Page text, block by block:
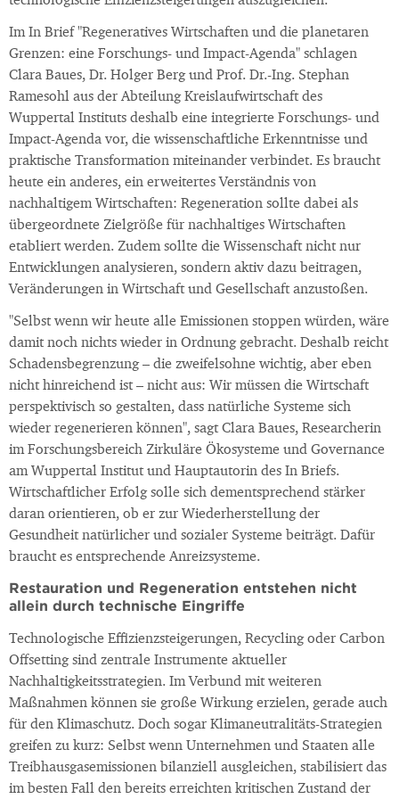
Im In Brief "Regeneratives Wirtschaften und die planetaren
Grenzen: eine Forschungs- und Impact-Agenda" schlagen
Clara Baues, Dr. Holger Berg und Prof. Dr.-Ing. Stephan
Ramesohl aus der Abteilung Kreislaufwirtschaft des
Wuppertal Instituts deshalb eine integrierte Forschungs- und
Impact-Agenda vor, die wissenschaftliche Erkenntnisse und
praktische Transformation miteinander verbindet. Es braucht
heute ein anderes, ein erweitertes Verständnis von
nachhaltigem Wirtschaften: Regeneration sollte dabei als
übergeordnete Zielgröße für nachhaltiges Wirtschaften
etabliert werden. Zudem sollte die Wissenschaft nicht nur
Entwicklungen analysieren, sondern aktiv dazu beitragen,
Veränderungen in Wirtschaft und Gesellschaft anzustoßen.
"Selbst wenn wir heute alle Emissionen stoppen würden, wäre
damit noch nichts wieder in Ordnung gebracht. Deshalb reicht
Schadensbegrenzung – die zweifelsohne wichtig, aber eben
nicht hinreichend ist – nicht aus: Wir müssen die Wirtschaft
perspektivisch so gestalten, dass natürliche Systeme sich
wieder regenerieren können", sagt Clara Baues, Researcherin
im Forschungsbereich Zirkuläre Ökosysteme und Governance
am Wuppertal Institut und Hauptautorin des In Briefs.
Wirtschaftlicher Erfolg solle sich dementsprechend stärker
daran orientieren, ob er zur Wiederherstellung der
Gesundheit natürlicher und sozialer Systeme beiträgt. Dafür
braucht es entsprechende Anreizsysteme.
Restauration und Regeneration entstehen nicht
allein durch technische Eingriffe
Technologische Effizienzsteigerungen, Recycling oder Carbon
Offsetting sind zentrale Instrumente aktueller
Nachhaltigkeitsstrategien. Im Verbund mit weiteren
Maßnahmen können sie große Wirkung erzielen, gerade auch
für den Klimaschutz. Doch sogar Klimaneutralitäts-Strategien
greifen zu kurz: Selbst wenn Unternehmen und Staaten alle
Treibhausgasemissionen bilanziell ausgleichen, stabilisiert das
im besten Fall den bereits erreichten kritischen Zustand der